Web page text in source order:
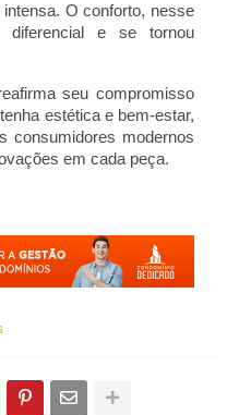
O conforto, nesse
e se tornou
seu compromisso
estética e bem-estar,
consumidores modernos
em cada peça.